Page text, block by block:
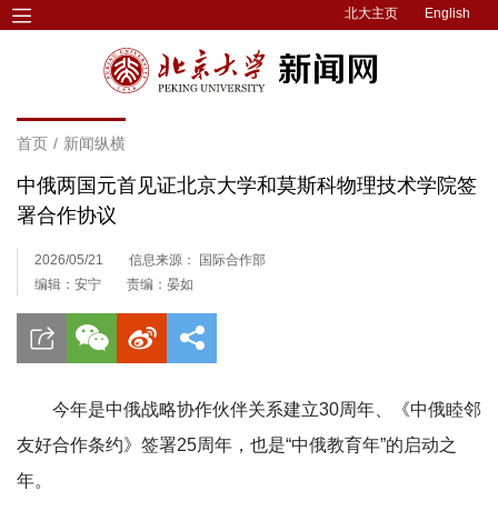
北大主页 English
首页 / 新闻纵横
中俄两国元首见证北京大学和莫斯科物理技术学院签
署合作协议
2026/05/21
信息来源： 国际合作部
编辑：安宁
责编：晏如
今年是中俄战略协作伙伴关系建立30周年、《中俄睦邻
友好合作条约》签署25周年，也是“中俄教育年”的启动之
年。